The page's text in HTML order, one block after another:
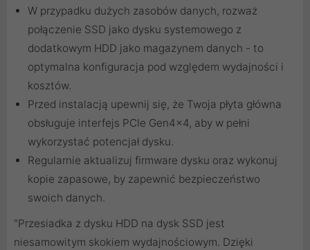
W przypadku dużych zasobów danych, rozważ
połączenie SSD jako dysku systemowego z
dodatkowym HDD jako magazynem danych - to
optymalna konfiguracja pod względem wydajności i
kosztów.
Przed instalacją upewnij się, że Twoja płyta główna
obsługuje interfejs PCIe Gen4x4, aby w pełni
wykorzystać potencjał dysku.
Regularnie aktualizuj firmware dysku oraz wykonuj
kopie zapasowe, by zapewnić bezpieczeństwo
swoich danych.
"Przesiadka z dysku HDD na dysk SSD jest
niesamowitym skokiem wydajnościowym. Dzięki